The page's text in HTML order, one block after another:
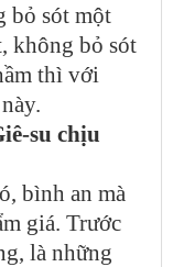
bỏ sót một
không bỏ sót
thì với
su chịu
bình an mà
giá. Trước
là những